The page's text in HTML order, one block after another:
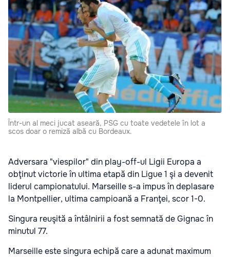
Într-un al meci jucat aseară, PSG cu toate vedetele în lot a
scos doar o remiză albă cu Bordeaux.
Adversara "viespilor" din play-off-ul Ligii Europa a
obţinut victorie în ultima etapă din Ligue 1 şi a devenit
liderul campionatului. Marseille s-a impus în deplasare
la Montpellier, ultima campioană a Franţei, scor 1-0.
Singura reuşită a întâlnirii a fost semnată de Gignac în
minutul 77.
Marseille este singura echipă care a adunat maximum